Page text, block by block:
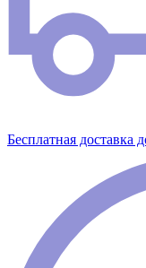
Бесплатная доставка